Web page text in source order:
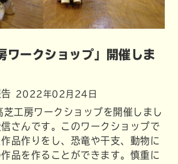
ワークショップ」開催しま
2022年02月24日
工房ワークショップを開催しまし
さんです。このワークショップで
品作りをし、恐竜や干支、動物に
品を作ることができます。慎重に